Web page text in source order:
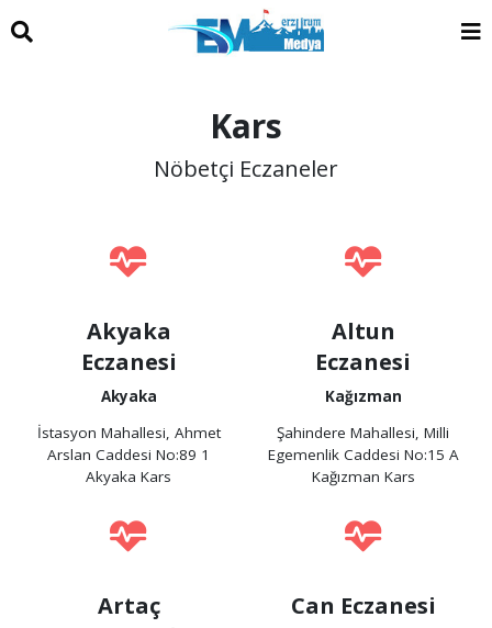
Kars
Nöbetçi Eczaneler
Akyaka
Eczanesi
Akyaka
İstasyon Mahallesi, Ahmet
Arslan Caddesi No:89 1
Akyaka Kars
Altun
Eczanesi
Kağızman
Şahindere Mahallesi, Milli
Egemenlik Caddesi No:15 A
Kağızman Kars
Artaç
Can Eczanesi